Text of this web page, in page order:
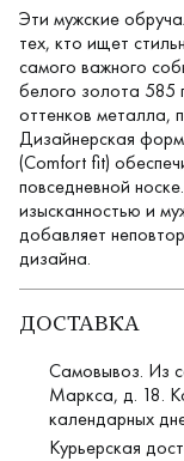
Эти мужские
тех, кто ищет
самого важного
белого золота
оттенков металла,
Дизайнерская
(Comfort fit)
повседневной
изысканностью и
добавляет
дизайна.
ДОСТАВКА
Самовывоз. Из
Маркса, д. 18.
календарных
Курьерская